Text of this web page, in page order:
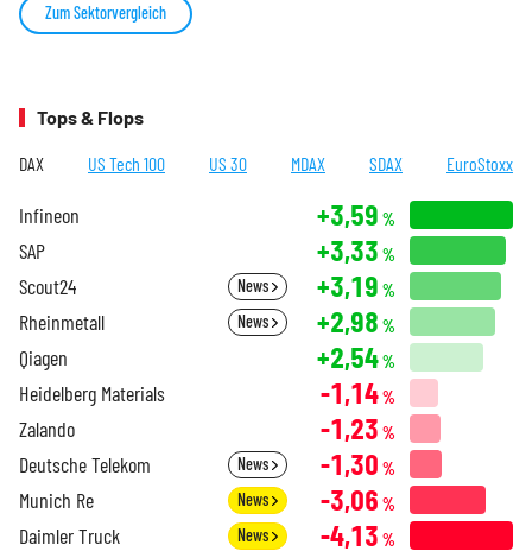
Zum Sektorvergleich
Tops & Flops
DAX US Tech 100 US 30 MDAX SDAX EuroStoxx
Infineon +3,59 %
SAP +3,33 %
Scout24 News +3,19 %
Rheinmetall News +2,98 %
Qiagen +2,54%
Heidelberg Materials -1,14%
Zalando -1,23 %
Deutsche Telekom News -1,30 %
Munich Re News -3,06 %
Daimler Truck News -4,13 %